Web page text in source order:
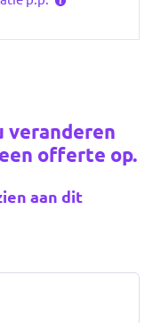
veranderen
offerte op.
aan dit